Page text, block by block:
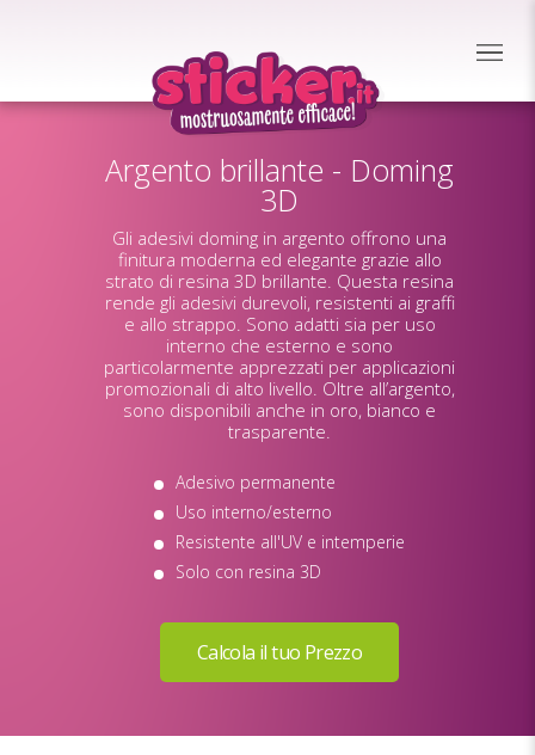
Argento brillante - Doming
3D
Gli adesivi doming in argento offrono una
finitura moderna ed elegante grazie allo
strato di resina 3D brillante. Questa resina
rende gli adesivi durevoli, resistenti ai graffi
e allo strappo. Sono adatti sia per uso
interno che esterno e sono
particolarmente apprezzati per applicazioni
promozionali di alto livello. Oltre all’argento,
sono disponibili anche in oro, bianco e
trasparente.
Adesivo permanente
Uso interno/esterno
Resistente all'UV e intemperie
Solo con resina 3D